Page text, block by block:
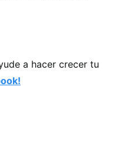
a hacer crecer tu